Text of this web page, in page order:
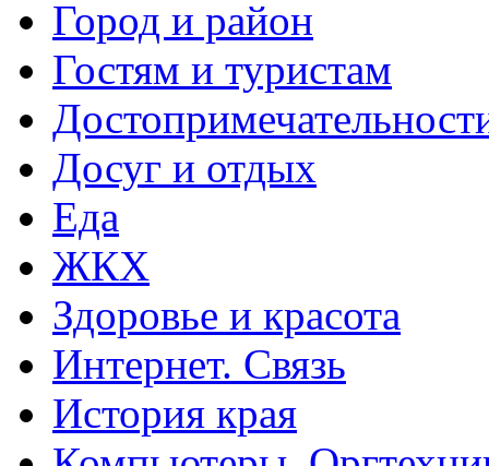
Город и район
Гостям и туристам
Досуг и отдых
Еда
ЖКХ
Здоровье и красота
Интернет. Связь
История края